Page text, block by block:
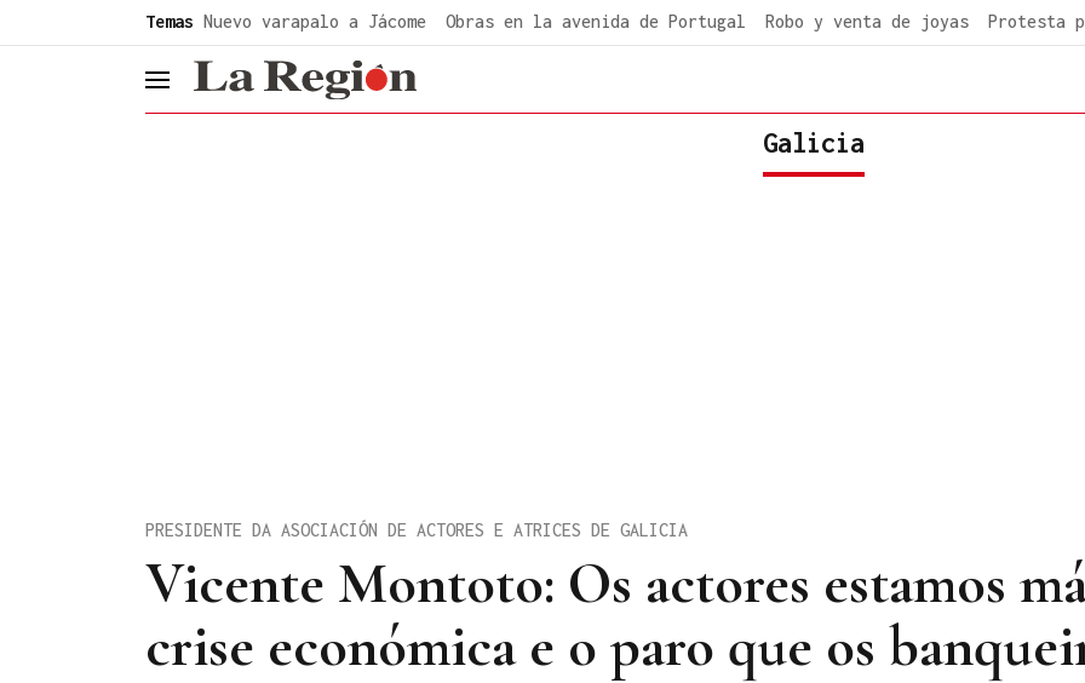
Temas Nuevo varapalo a Jácome Obras en la avenida de Portugal Robo y venta de joyas Protesta
header.menu.open
Galicia
Vicente Montoto: Os actores estamos
crise económica e o paro que os
PRESIDENTE DA ASOCIACIÓN DE ACTORES E ATRICES DE GALICIA